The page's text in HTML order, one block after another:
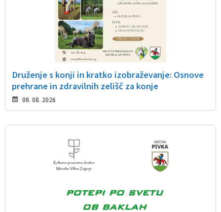
Druženje s konji in kratko izobraževanje: Osnove
prehrane in zdravilnih zelišč za konje
08. 08. 2026